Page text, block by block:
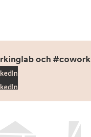
och #cowork